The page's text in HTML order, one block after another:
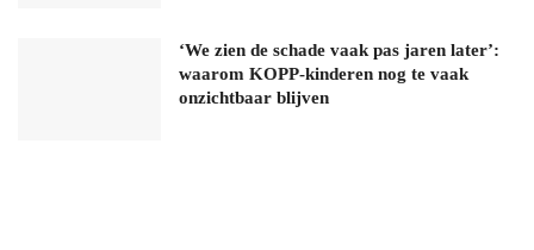
‘We zien de schade vaak pas jaren later’:
waarom KOPP-kinderen nog te vaak
onzichtbaar blijven